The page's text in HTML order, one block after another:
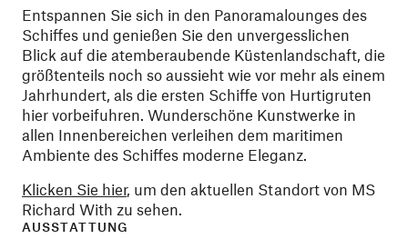
Entspannen Sie sich in den Panoramalounges des
Schiffes und genießen Sie den unvergesslichen
Blick auf die atemberaubende Küstenlandschaft, die
größtenteils noch so aussieht wie vor mehr als einem
Jahrhundert, als die ersten Schiffe von Hurtigruten
hier vorbeifuhren. Wunderschöne Kunstwerke in
allen Innenbereichen verleihen dem maritimen
Ambiente des Schiffes moderne Eleganz.
Klicken Sie hier, um den aktuellen Standort von MS
Richard With zu sehen.
AUSSTATTUNG